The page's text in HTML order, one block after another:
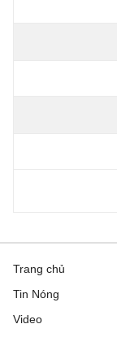
Trang chủ
Tin Nóng
Video